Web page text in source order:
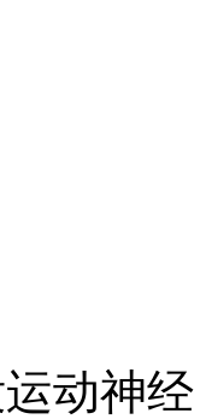
动神